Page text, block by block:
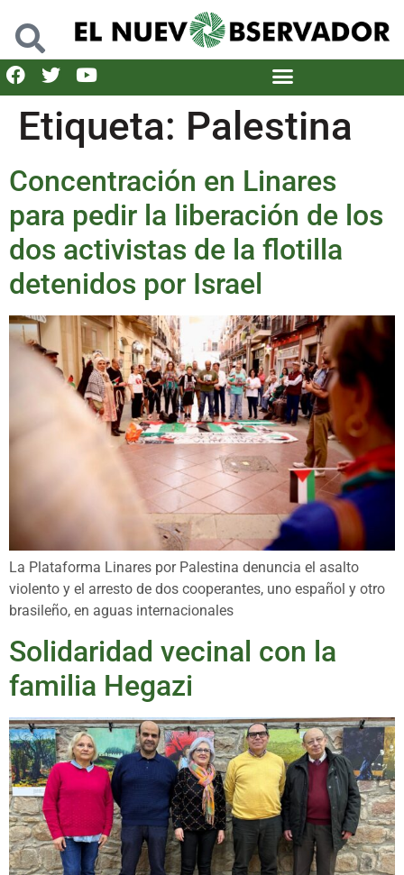
Etiqueta: Palestina
Concentración en Linares
para pedir la liberación de los
dos activistas de la flotilla
detenidos por Israel
La Plataforma Linares por Palestina denuncia el asalto
violento y el arresto de dos cooperantes, uno español y otro
brasileño, en aguas internacionales
Solidaridad vecinal con la
familia Hegazi